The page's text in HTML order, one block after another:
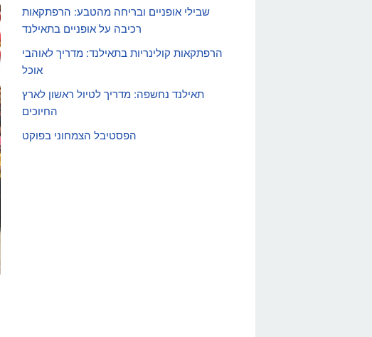
שבילי אופניים ובריחה מהטבע: הרפתקאות
רכיבה על אופניים בתאילנד
הרפתקאות קולינריות בתאילנד: מדריך לאוהבי
אוכל
תאילנד נחשפה: מדריך לטיול ראשון לארץ
החיוכים
הפסטיבל הצמחוני בפוקט